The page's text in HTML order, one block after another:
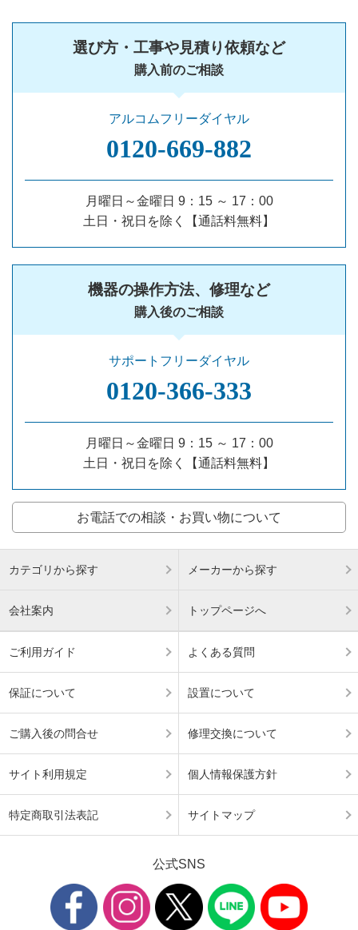
選び方・工事や見積り依頼など
購入前のご相談
アルコムフリーダイヤル
0120‐669‐882
月曜日～金曜日 9：15 ～ 17：00
土日・祝日を除く【通話料無料】
機器の操作方法、修理など
購入後のご相談
サポートフリーダイヤル
0120‐366‐333
月曜日～金曜日 9：15 ～ 17：00
土日・祝日を除く【通話料無料】
お電話での相談・お買い物について
カテゴリから探す メーカーから探す
会社案内 トップページへ
ご利用ガイド よくある質問
保証について 設置について
ご購入後の問合せ 修理交換について
サイト利用規定 個人情報保護方針
特定商取引法表記 サイトマップ
公式SNS